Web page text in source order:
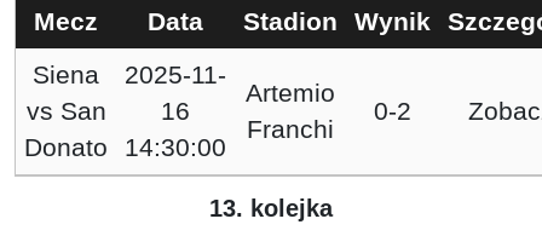
Mecz Data Stadion Wynik
Siena
vs San
Donato
2025-11-
16
14:30:00
Artemio
Franchi
0-2
13. kolejka